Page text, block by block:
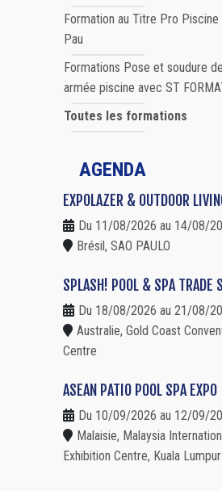
Formation au Titre Pro Piscine
Pau
Formations Pose et soudure
armée piscine avec ST
Toutes les formations
AGENDA
EXPOLAZER & OUTDOOR
Du 11/08/2026 au 14/08/
Brésil, SAO PAULO
SPLASH! POOL & SPA TRADE
Du 18/08/2026 au 21/08/
Australie, Gold Coast
Centre
ASEAN PATIO POOL SPA EXPO
Du 10/09/2026 au 12/09/
Malaisie, Malaysia
Exhibition Centre, Kuala Lumpur